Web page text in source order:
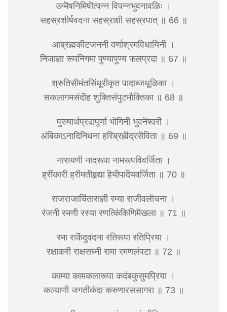
उन्मॆषनिमिषॊत्पन्न विपन्नभुवनावळिः ।
सहस्रशीर्षवदना सहस्राक्षी सहस्रपात् ॥ 66 ॥
आब्रह्मकीटजननी वर्णाश्रमविधायिनी ।
निजाज्ञा रूपनिगमा पुण्यापुण्य फलप्रदा ॥ 67 ॥
श्रुतिसीमंतसिंधूरीकृत पादाब्जधूळिका ।
सकलागमसंदॊह शुक्तिसंपुटमौक्तिका ॥ 68 ॥
पुरुषार्थप्रदापूर्णा भॊगिनी भुवनॆश्वरी ।
अंबिकाऽनादिनिधना हरिब्रह्मॆंद्रसॆविता ॥ 69 ॥
नारायणी नादरूपा नामरूपविवर्जिता ।
ह्रींकारी ह्रीमतीहृद्या हॆयॊपादॆयवर्जिता ॥ 70 ॥
राजराजार्चिताराज्ञी रम्या राजीवलॊचना ।
रंजनी रमणी रस्या रणत्किंकिणिमॆखला ॥ 71 ॥
रमा राकॆंदुवदना रतिरूपा रतिप्रिया ।
रक्षाकरी राक्षसघ्नी रामा रमणलंपटा ॥ 72 ॥
काम्या कामकलारूपा कदंबकुसुमप्रिया ।
कल्याणी जगतीकंदा करुणारससागरा ॥ 73 ॥